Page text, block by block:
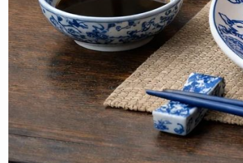
(3)
Plateaux
japonais
(4)
Eigenart
Afficher